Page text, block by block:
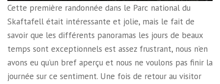
Cette première randonnée dans le Parc national du
Skaftafell était intéressante et jolie, mais le fait de
savoir que les différents panoramas les jours de beaux
temps sont exceptionnels est assez frustrant, nous n’en
avons eu qu’un bref aperçu et nous ne voulons pas finir la
journée sur ce sentiment. Une fois de retour au visitor